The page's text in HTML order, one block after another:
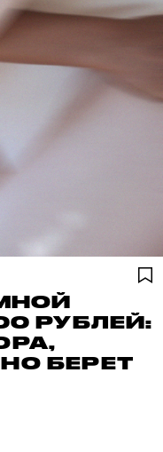
РУБЛЕЙ:
БЕРЕТ